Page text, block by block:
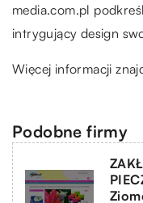
media.com.pl
intrygujący design
Więcej informacji
Podobne firmy